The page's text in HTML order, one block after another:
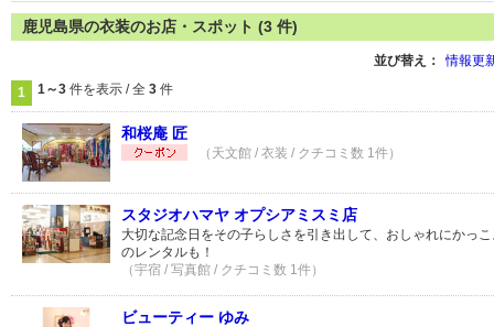
鹿児島県の衣装のお店・スポット (3 件)
並び替え： 情報更
1 1～3 件を表示 / 全 3 件
和桜庵 匠
（天文館 / 衣装 / クチコミ数 1件）
スタジオハマヤ オプシアミスミ店
大切な記念日をその子らしさを引き出して、おしゃれにかっ
のレンタルも！
（宇宿 / 写真館 / クチコミ数 1件）
ビューティー ゆみ